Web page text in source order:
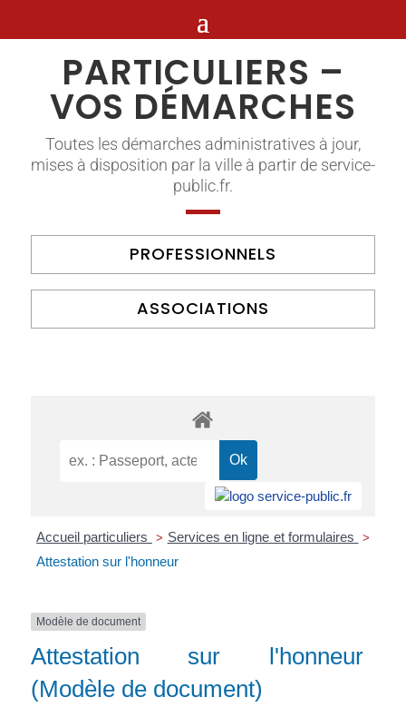
PARTICULIERS –
VOS DÉMARCHES
Toutes les démarches administratives à jour,
mises à disposition par la ville à partir de service-
public.fr.
PROFESSIONNELS
ASSOCIATIONS
Accueil particuliers > Services en ligne et formulaires >
Attestation sur l'honneur
Modèle de document
Attestation sur l'honneur
(Modèle de document)